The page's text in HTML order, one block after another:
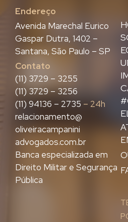
Endereço
Avenida Marechal Eurico
Gaspar Dutra, 1402 –
Santana, São Paulo – SP
Contato
(11) 3729 – 3255
(11) 3729 – 3256
(11) 94136 – 2735 – 24h
relacionamento@
oliveiracampanini
advogados.com.br
Banca especializada em
Direito Militar e Segurança
Pública